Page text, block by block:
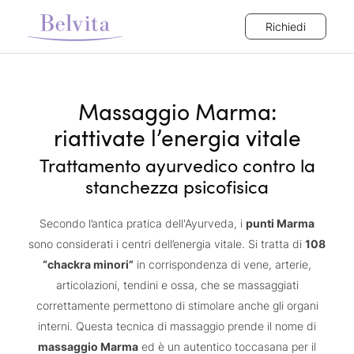
Richiedi
Massaggio Marma:
riattivate l’energia vitale
Trattamento ayurvedico contro la
stanchezza psicofisica
Secondo l’antica pratica dell'Ayurveda, i punti Marma
sono considerati i centri dell’energia vitale. Si tratta di 108
“chackra minori” in corrispondenza di vene, arterie,
articolazioni, tendini e ossa, che se massaggiati
correttamente permettono di stimolare anche gli organi
interni. Questa tecnica di massaggio prende il nome di
massaggio Marma ed è un autentico toccasana per il